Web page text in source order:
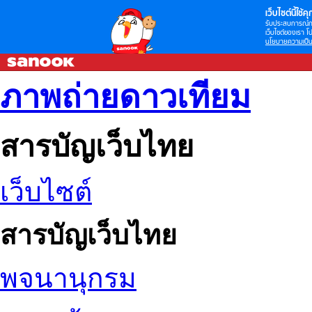
เว็บไซต์นี้ใช้คุ
รับประสบการณ์
เว็บไซต์ของเรา
นโยบายความเป็
ภาพถ่ายดาวเทียม
สารบัญเว็บไทย
เว็บไซต์
สารบัญเว็บไทย
พจนานุกรม